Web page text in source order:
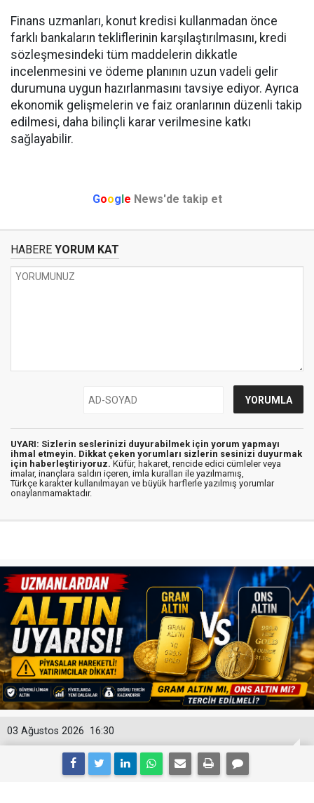
Finans uzmanları, konut kredisi kullanmadan önce
farklı bankaların tekliflerinin karşılaştırılmasını, kredi
sözleşmesindeki tüm maddelerin dikkatle
incelenmesini ve ödeme planının uzun vadeli gelir
durumuna uygun hazırlanmasını tavsiye ediyor. Ayrıca
ekonomik gelişmelerin ve faiz oranlarının düzenli takip
edilmesi, daha bilinçli karar verilmesine katkı
sağlayabilir.
Google News'de takip et
HABERE YORUM KAT
UYARI: Sizlerin seslerinizi duyurabilmek için yorum yapmayı
ihmal etmeyin. Dikkat çeken yorumları sizlerin sesinizi duyurmak
için haberleştiriyoruz. Küfür, hakaret, rencide edici cümleler veya
imalar, inançlara saldırı içeren, imla kuralları ile yazılmamış,
Türkçe karakter kullanılmayan ve büyük harflerle yazılmış yorumlar
onaylanmamaktadır.
16:30
03 Ağustos 2026